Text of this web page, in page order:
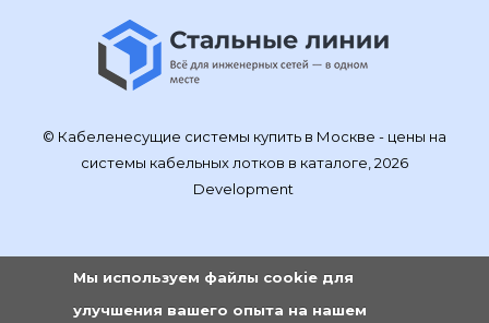
© Кабеленесущие системы купить в Москве - цены на
системы кабельных лотков в каталоге, 2026
Development
Мы используем файлы cookie для
улучшения вашего опыта на нашем